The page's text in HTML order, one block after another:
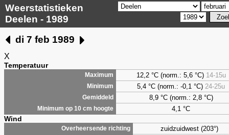
Weerstatistieken
Deelen - 1989
di 7 feb 1989
X
Temperatuur
Maximum 12,2 °C (norm.: 5,6 °C) 14-15u
Minimum 5,4 °C (norm.: -0,1 °C) 24-25u
Gemiddeld 8,9°C (norm.: 2,8 °C)
Minimum op 10 cm hoogte 4,1 °C
Wind
Overheersende richting zuidzuidwest (203°)